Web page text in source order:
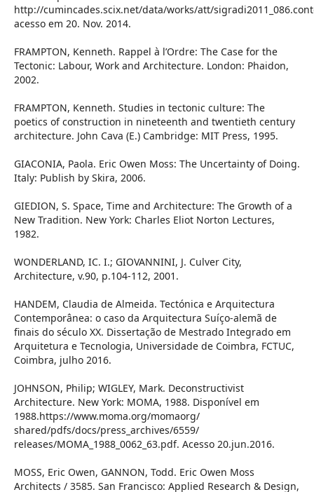
http://cumincades.scix.net/data/works/att/
acesso em 20. Nov. 2014.
FRAMPTON, Kenneth. Rappel à l’Ordre: The Case for the
Tectonic: Labour, Work and Architecture. London: Phaidon,
2002.
FRAMPTON, Kenneth. Studies in tectonic culture: The
poetics of construction in nineteenth and twentieth century
architecture. John Cava (E.) Cambridge: MIT Press, 1995.
GIACONIA, Paola. Eric Owen Moss: The Uncertainty of Doing.
Italy: Publish by Skira, 2006.
GIEDION, S. Space, Time and Architecture: The Growth of a
New Tradition. New York: Charles Eliot Norton Lectures,
1982.
WONDERLAND, IC. I.; GIOVANNINI, J. Culver City,
Architecture, v.90, p.104-112, 2001.
HANDEM, Claudia de Almeida. Tectónica e Arquitectura
Contemporânea: o caso da Arquitectura Suíço-alemã de
finais do século XX. Dissertação de Mestrado Integrado em
Arquitetura e Tecnologia, Universidade de Coimbra, FCTUC,
Coimbra, julho 2016.
JOHNSON, Philip; WIGLEY, Mark. Deconstructivist
Architecture. New York: MOMA, 1988. Disponível em
1988.https://www.moma.org/momaorg/
shared/pdfs/docs/press_archives/6559/
releases/MOMA_1988_0062_63.pdf. Acesso 20.jun.2016.
MOSS, Eric Owen, GANNON, Todd. Eric Owen Moss
Architects / 3585. San Francisco: Applied Research & Design,